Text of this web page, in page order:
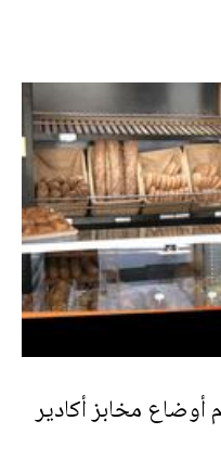
أوضاع مخابز أكادير